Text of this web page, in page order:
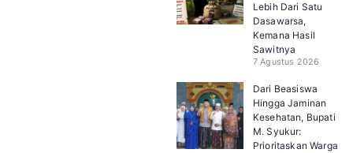
Lebih Dari Satu
Dasawarsa,
Kemana Hasil
Sawitnya
7 Agustus 2026
Dari Beasiswa
Hingga Jaminan
Kesehatan, Bupati
M. Syukur:
Prioritaskan Warga